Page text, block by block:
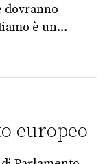
dovranno
è un
l’andamento
europeo